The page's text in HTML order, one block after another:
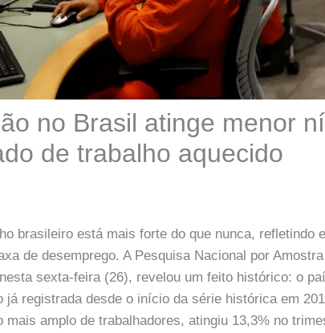
no Brasil atinge menor
de trabalho aquecido
brasileiro está mais forte do que nunca, refletindo
de desemprego. A Pesquisa Nacional por
sexta-feira (26), revelou um feito histórico: o
já registrada desde o início da série histórica em
mais amplo de trabalhadores, atingiu 13,3% no